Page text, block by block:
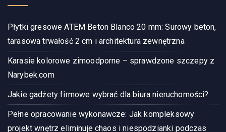
Płytki gresowe ATEM Beton Blanco 20 mm: Surowy beton,
tarasowa trwałość 2 cm i architektura zewnętrzna
Karasie kolorowe zimoodporne – sprawdzone szczepy z
Narybek.com
Jakie gadżety firmowe wybrać dla biura nieruchomości?
Pełne opracowanie wykonawcze: Jak kompleksowy
projekt wnętrz eliminuje chaos i niespodzianki podczas